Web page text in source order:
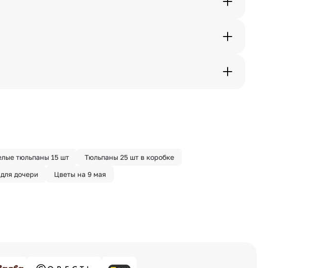
им почтовый адрес в срок от 1 до 3 дней. Услуга
доставки, и мы доставим букет менее чем через 2
тюльпаны 15 шт Тюльпаны 25 шт в коробке
дочери Цветы на 9 мая